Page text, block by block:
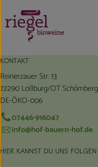
KONTAKT
Reinerzauer Str. 13
72290 Loßburg/OT Schömberg
DE-ÖKO-006
07446-916047
info@hof-bauern-hof.de
HIER KANNST DU UNS FOLGEN